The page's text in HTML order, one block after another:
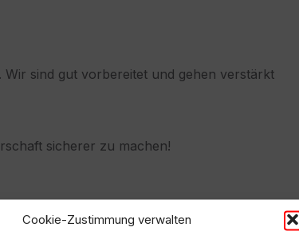
Cookie-Zustimmung verwalten
sind gut vorbereitet und gehen verstärkt
sicherer zu machen!